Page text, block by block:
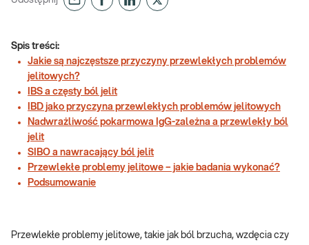
Spis treści:
Jakie są najczęstsze przyczyny przewlekłych problemów
jelitowych?
IBS a częsty ból jelit
IBD jako przyczyna przewlekłych problemów jelitowych
Nadwrażliwość pokarmowa IgG-zależna a przewlekły ból
jelit
SIBO a nawracający ból jelit
Przewlekłe problemy jelitowe – jakie badania wykonać?
Podsumowanie
Przewlekłe problemy jelitowe, takie jak ból brzucha, wzdęcia czy